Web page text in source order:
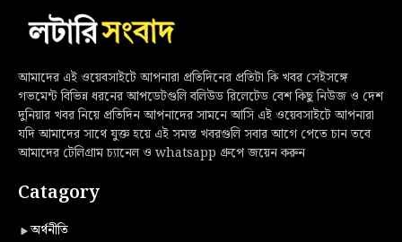
আমাদের এই ওয়েবসাইটে আপনারা প্রতিদিনের প্রতিটা কি খবর সেইসঙ্গে
গভমেন্ট বিভিন্ন ধরনের আপডেটগুলি বলিউড রিলেটেড বেশ কিছু নিউজ ও দেশ
দুনিয়ার খবর নিয়ে প্রতিদিন আপনাদের সামনে আসি এই ওয়েবসাইটে আপনারা
যদি আমাদের সাথে যুক্ত হয়ে এই সমস্ত খবরগুলি সবার আগে পেতে চান তবে
আমাদের টেলিগ্রাম চ্যানেল ও whatsapp গ্রুপে জয়েন করুন
Catagory
অর্থনীতি